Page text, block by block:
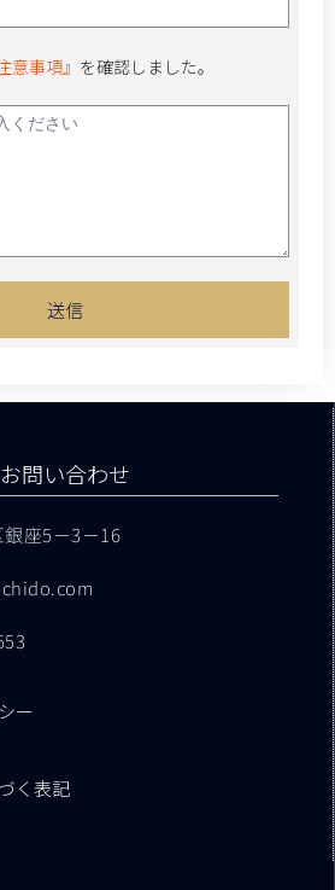
意事項』 を確認しました。
送信
お問い合わせ
座5－3－16
ー
く表記